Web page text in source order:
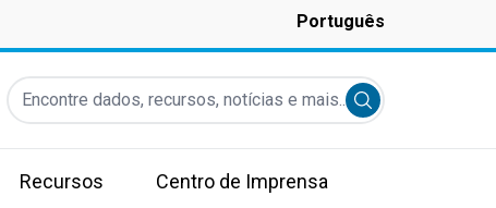
Português
Encontre dados, recursos, notícias e mais...
Submit search
Recursos Centro de Imprensa